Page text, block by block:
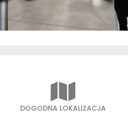
DOGODNA LOKALIZACJA